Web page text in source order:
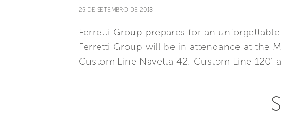
26 DE SETEMBRO DE 2018
Ferretti Group prepares for an
Ferretti Group will be in attendance at the
Custom Line Navetta 42, Custom Line 120'